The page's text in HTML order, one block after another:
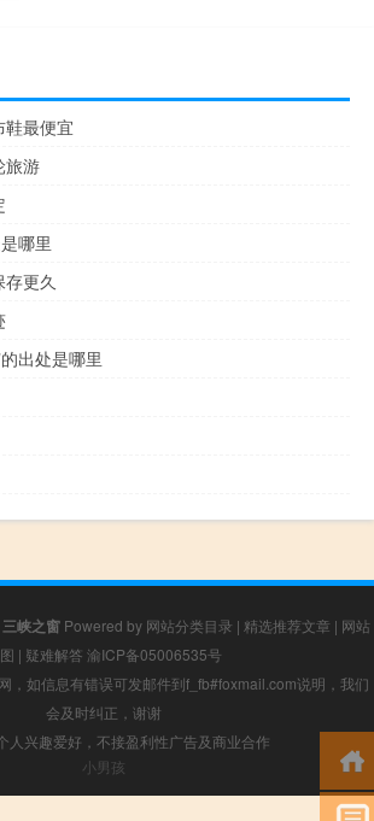
鞋最便宜
旅游
哪里
更久
出处是哪里
三峡之窗 Powered by 网站分类目录 | 精选推荐文章 | 网站
| 疑难解答 渝ICP备05006535号
，如信息有错误可发邮件到f_fb#foxmail.com说明，我们
会及时纠正，谢谢
人兴趣爱好，不接盈利性广告及商业合作
小男孩